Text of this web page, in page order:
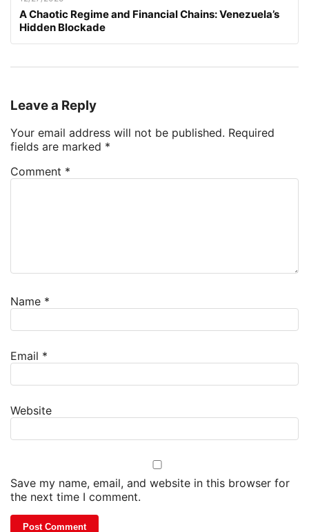
A Chaotic Regime and Financial Chains: Venezuela’s
Hidden Blockade
Leave a Reply
Your email address will not be published. Required
fields are marked *
Comment *
Name *
Email *
Website
Save my name, email, and website in this browser for
the next time I comment.